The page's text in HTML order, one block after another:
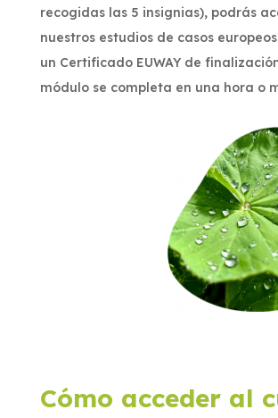
recogidas las 5 insignias), podrás
nuestros estudios de casos
un Certificado EUWAYde
módulo se completa en una hora o
Cómo acceder al